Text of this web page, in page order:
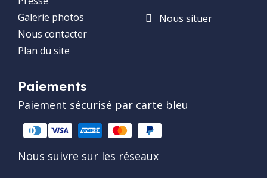
Galerie photos
Nous contacter
Plan du site
Nous situer
Paiements
Paiement sécurisé par carte bleu
Nous suivre sur les réseaux